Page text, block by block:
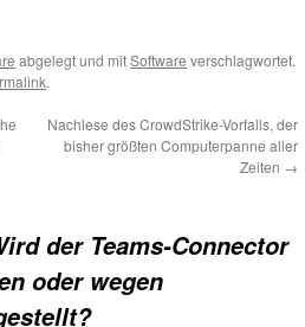
abgelegt und mitSoftware verschlagwortet.
.
Nachlese des CrowdStrike-Vorfalls, der
bisher größten Computerpanne aller
Zeiten →
der Teams-Connector
oder wegen